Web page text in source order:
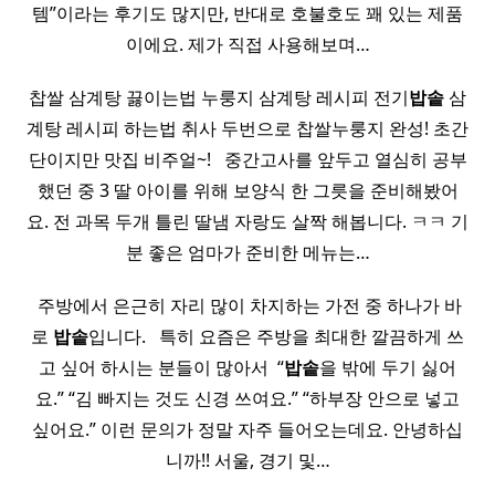
템”이라는 후기도 많지만, 반대로 호불호도 꽤 있는 제품
이에요. 제가 직접 사용해보며…
찹쌀 삼계탕 끓이는법 누룽지 삼계탕 레시피 전기밥솥삼
계탕 레시피 하는법 취사 두번으로 찹쌀누룽지 완성! 초간
단이지만 맛집 비주얼~! ​ ​ 중간고사를 앞두고 열심히 공부
했던 중 3 딸 아이를 위해 보양식 한 그릇을 준비해봤어
요. 전 과목 두개 틀린 딸냄 자랑도 살짝 해봅니다. ㅋㅋ 기
분 좋은 엄마가 준비한 메뉴는…
​ 주방에서 은근히 자리 많이 차지하는 가전 중 하나가 바
로 밥솥입니다. ​ ​ 특히 요즘은 주방을 최대한 깔끔하게 쓰
고 싶어 하시는 분들이 많아서 ​ “밥솥을 밖에 두기 싫어
요.” “김 빠지는 것도 신경 쓰여요.” “하부장 안으로 넣고
싶어요.” 이런 문의가 정말 자주 들어오는데요. 안녕하십
니까!! 서울, 경기 및…